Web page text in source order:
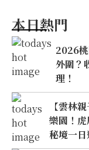
本日熱門
2026
外圍？
理！
【雲林
樂園！
秘境一